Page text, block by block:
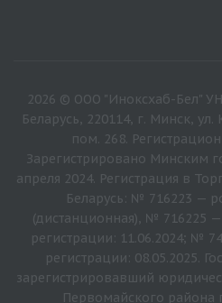
2026 © ООО "Иноксхаб-Бел"
Беларусь, 220114, г. Минск,
пом. 268.
Зарегистрировано Минским
апреля 2024. Регистрация в
Беларусь: № 716223 —
(дистанционная), № 716225 —
регистрации: 11.06.2024; №
регистрации: 08.05.2025.
зарегистрировавший
Первомайского района